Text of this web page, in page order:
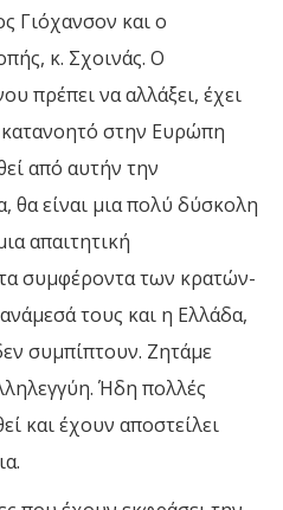
Γιόχανσον και ο
κ. Σχοινάς. Ο
πρέπει να αλλάξει, έχει
κατανοητό στην Ευρώπη
από αυτήν την
θα είναι μια πολύ δύσκολη
απαιτητική
συμφέροντα των κρατών-
τους και η Ελλάδα,
συμπίπτουν. Ζητάμε
Ήδη πολλές
και έχουν αποστείλει